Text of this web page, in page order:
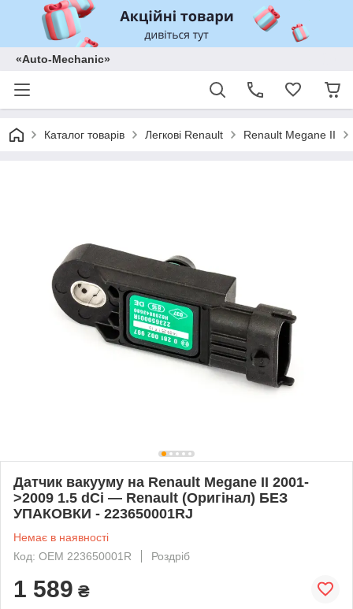
«Auto-Mechanic»
Каталог товарів Легкові Renault Renault Megane II
Датчик вакууму на Renault Megane II 2001-
>2009 1.5 dCi — Renault (Оригінал) БЕЗ
УПАКОВКИ - 223650001RJ
Немає в наявності
Код: OEM 223650001R
Роздріб
1 589 ₴